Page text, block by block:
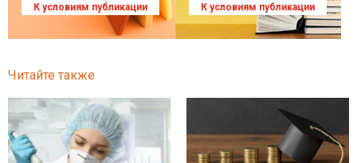
К условиям публикации К условиям публикации
Читайте также